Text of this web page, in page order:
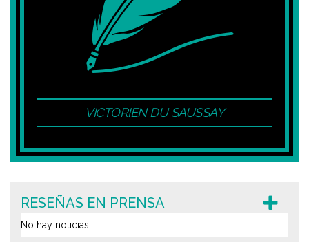
VICTORIEN DU SAUSSAY
RESEÑAS EN PRENSA
No hay noticias